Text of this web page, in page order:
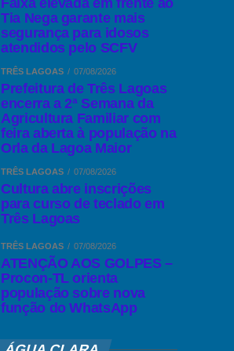
Faixa elevada em frente ao
Tia Nega garante mais
segurança para idosos
atendidos pelo SCFV
TRÊS LAGOAS 07/08/2026
Prefeitura de Três Lagoas
encerra a 2ª Semana da
Agricultura Familiar com
feira aberta à população na
Orla da Lagoa Maior
TRÊS LAGOAS 07/08/2026
Cultura abre inscrições
para curso de teclado em
Três Lagoas
TRÊS LAGOAS 07/08/2026
ATENÇÃO AOS GOLPES –
Procon-TL orienta
população sobre nova
função do WhatsApp